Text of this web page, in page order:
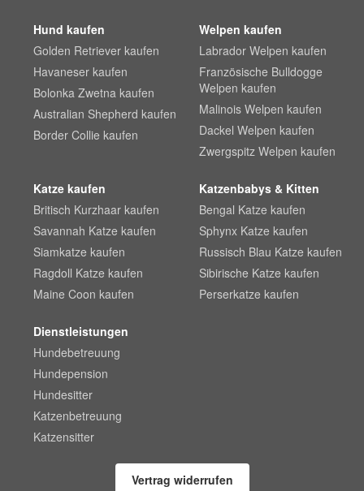
Hund kaufen
Golden Retriever kaufen
Havaneser kaufen
Bolonka Zwetna kaufen
Australian Shepherd kaufen
Border Collie kaufen
Welpen kaufen
Labrador Welpen kaufen
Französische Bulldogge
Welpen kaufen
Malinois Welpen kaufen
Dackel Welpen kaufen
Zwergspitz Welpen kaufen
Katze kaufen
Britisch Kurzhaar kaufen
Savannah Katze kaufen
Siamkatze kaufen
Ragdoll Katze kaufen
Maine Coon kaufen
Katzenbabys & Kitten
Bengal Katze kaufen
Sphynx Katze kaufen
Russisch Blau Katze kaufen
Sibirische Katze kaufen
Perserkatze kaufen
Dienstleistungen
Hundebetreuung
Hundepension
Hundesitter
Katzenbetreuung
Katzensitter
Vertrag widerrufen